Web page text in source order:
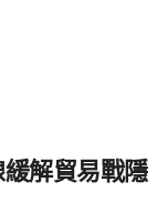
解貿易戰隱